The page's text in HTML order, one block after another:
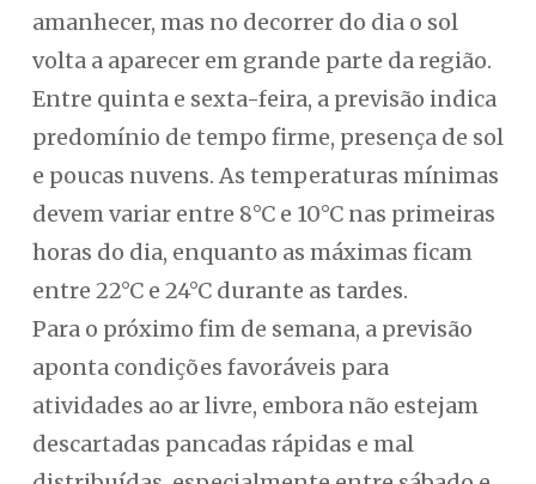
amanhecer, mas no decorrer do dia o sol
volta a aparecer em grande parte da região.
Entre quinta e sexta-feira, a previsão indica
predomínio de tempo firme, presença de sol
e poucas nuvens. As temperaturas mínimas
devem variar entre 8°C e 10°C nas primeiras
horas do dia, enquanto as máximas ficam
entre 22°C e 24°C durante as tardes.
Para o próximo fim de semana, a previsão
aponta condições favoráveis para
atividades ao ar livre, embora não estejam
descartadas pancadas rápidas e mal